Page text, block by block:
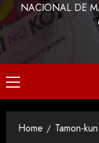
NACIONAL DE
Home Tamon-